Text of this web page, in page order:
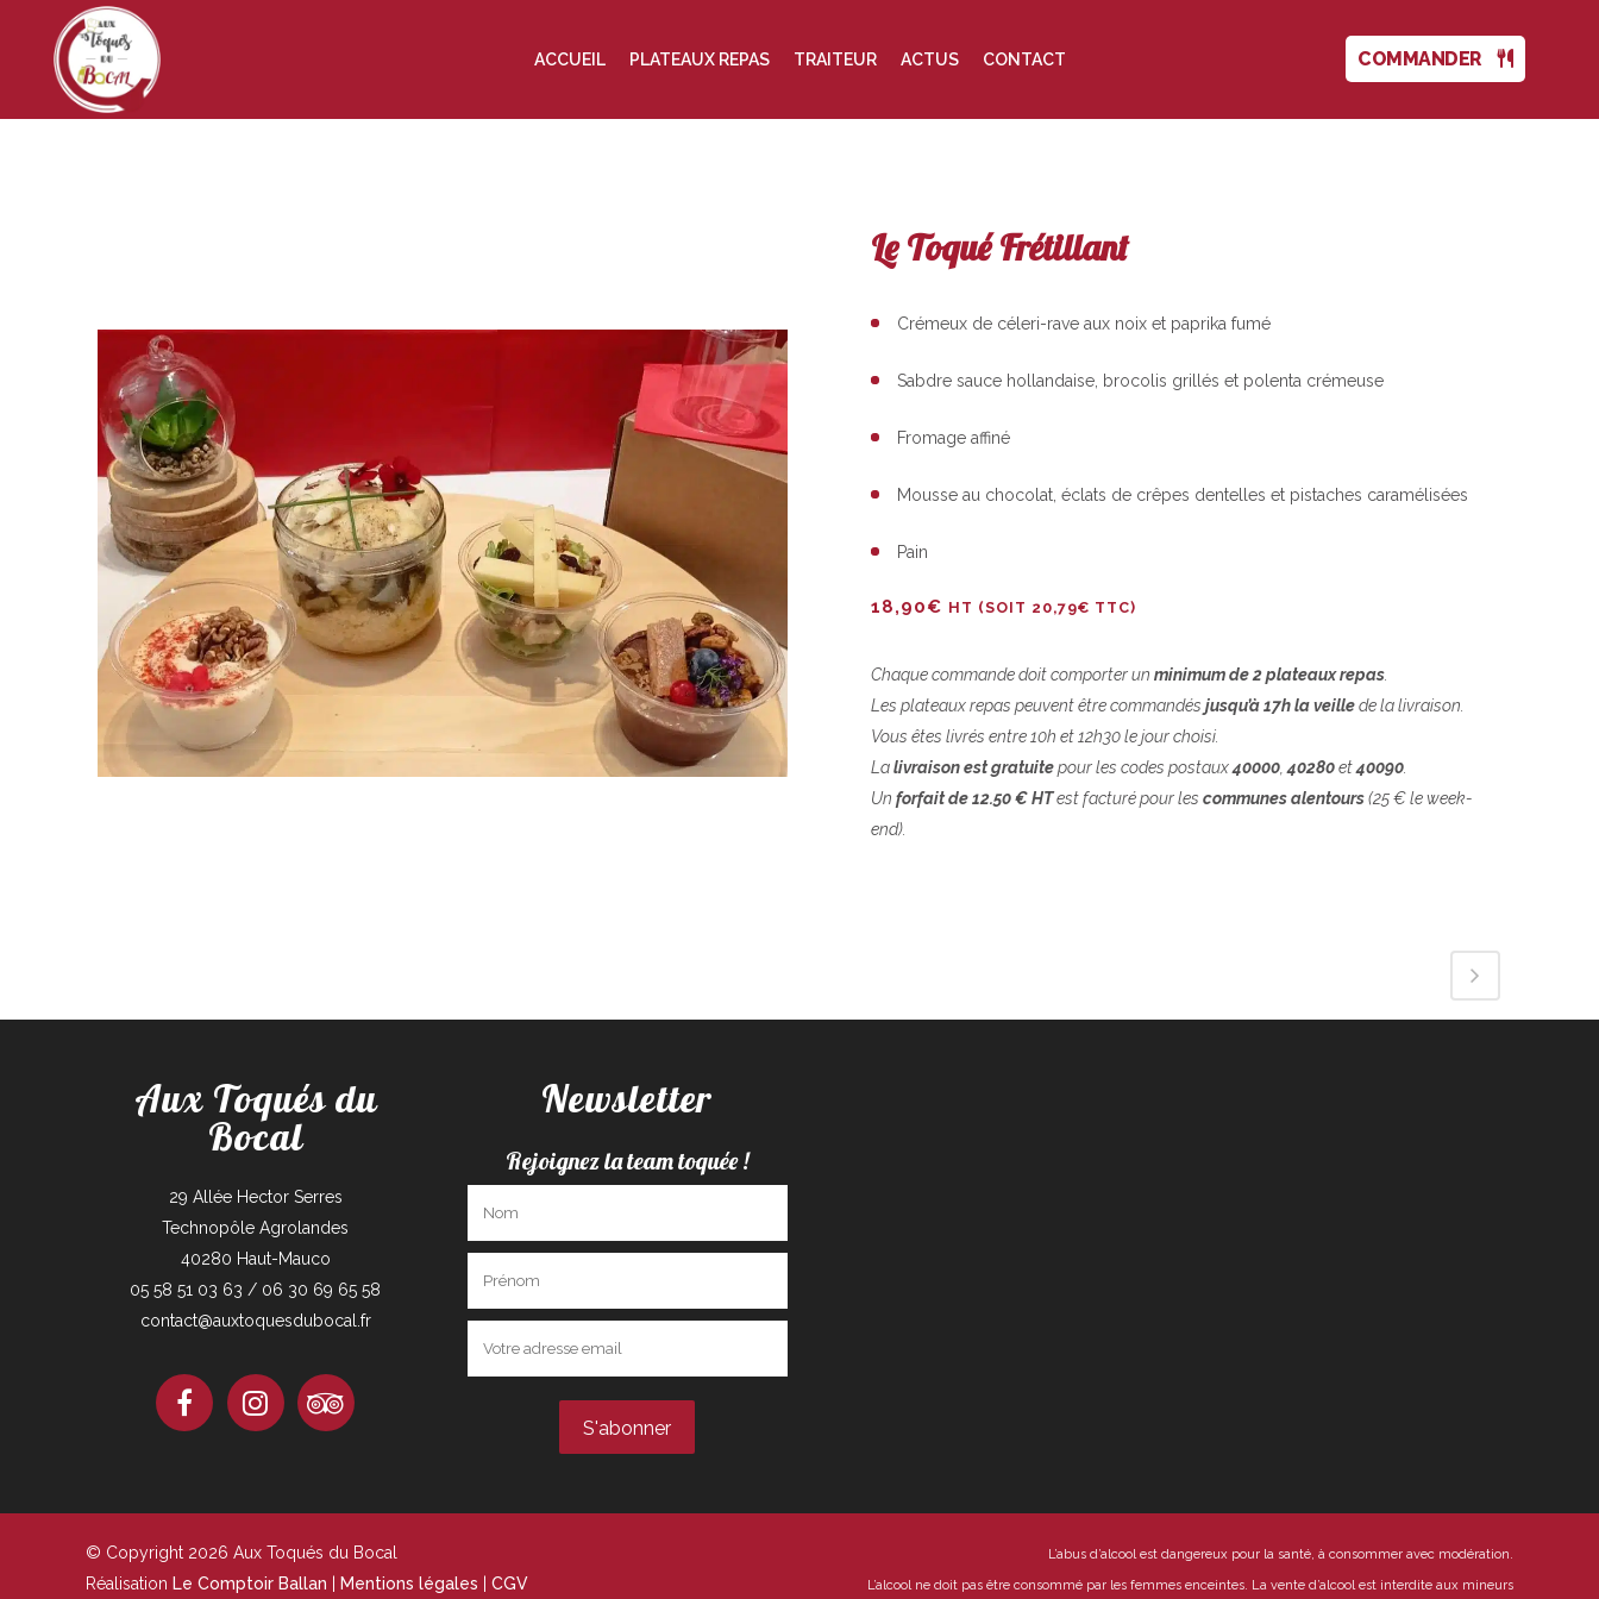
COMMANDER
ACCUEIL PLATEAUX REPAS TRAITEUR ACTUS CONTACT
Le Toqué Frétillant
Crémeux de céleri-rave aux noix et paprika fumé
Sabdre sauce hollandaise, brocolis grillés et polenta crémeuse
Fromage affiné
Mousse au chocolat, éclats de crêpes dentelles et pistaches caramélisées
Pain
18,90€ HT (SOIT 20,79€ TTC)
Chaque commande doit comporter un minimum de 2 plateaux repas
Les plateaux repas peuvent être commandés jusqu’à 17h la veillede la livraison.
Vous êtes livrés entre 10h et 12h30 le jour choisi.
Lalivraison est gratuitepour les codes postaux40000 ,40280et40090
Un forfait de 12.50 € HTest facturé pour les communes alentours(25 € le week-
end).
Aux Toqués du
Bocal
29 Allée Hector Serres
Technopôle Agrolandes
40280 Haut-Mauco
05 58 51 03 63 / 06 30 69 65 58
contact@auxtoquesdubocal.fr
Newsletter
Rejoignez la team toquée !
© Copyright 2026 Aux Toqués du Bocal
Réalisation Le Comptoir Ballan Mentions légales CGV
L’abus d’alcool est dangereux pour la santé, à consommer avec modération.
L’alcool ne doit pas être consommé par les femmes enceintes. La vente d’alcool est interdite aux mineurs